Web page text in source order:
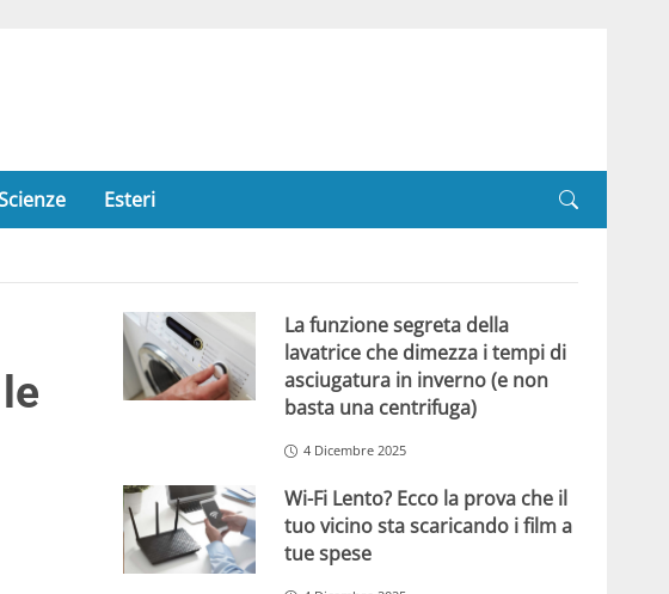
Esteri
La funzione segreta della
lavatrice che dimezza i tempi di
asciugatura in inverno (e non
basta una centrifuga)
4 Dicembre 2025
Wi-Fi Lento? Ecco la prova che il
tuo vicino sta scaricando i film a
tue spese